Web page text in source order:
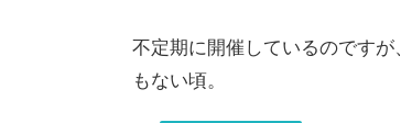
不定期に開催しているのです
もない頃。